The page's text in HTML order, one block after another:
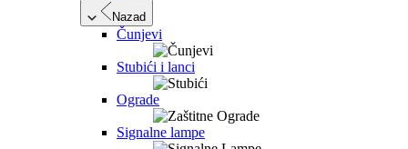
Nazad
Čunjevi
Stubići i lanci
Ograde
Signalne lampe